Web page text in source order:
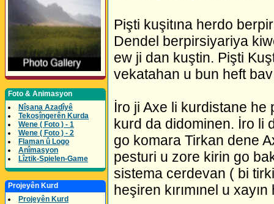
Foto & Animasyon
Nîşana Azadîyê
Tekoşîngerên Kurda
Wene ( Foto ) - 1
Wene ( Foto ) - 2
Flaman û Logo
Anîmasyon
Lîztik-Spielen-Game
Projeyên Kurd
Projeyên Kurd
Pişti kuşitına herdo
Dendel berpirsiyariya
ew ji dan kuştin. Pişti
vekatahan u bun heft
İro ji Axe li kurdistane
kurd da didominen. İro li
go komara Tirkan dene
pesturi u zore kirin go
sistema cerdevan ( bi
heşiren kırımınel u